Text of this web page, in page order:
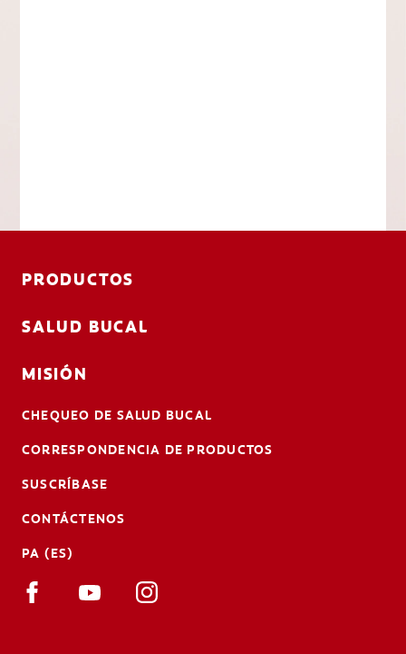
PRODUCTOS
SALUD BUCAL
MISIÓN
CHEQUEO DE SALUD BUCAL
CORRESPONDENCIA DE PRODUCTOS
SUSCRÍBASE
CONTÁCTENOS
PA (ES)